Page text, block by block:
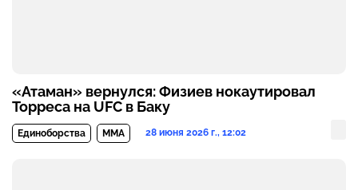
«Атаман» вернулся: Физиев нокаутировал
Торреса на UFC в Баку
Единоборства MMA 28 июня 2026 г., 12:02